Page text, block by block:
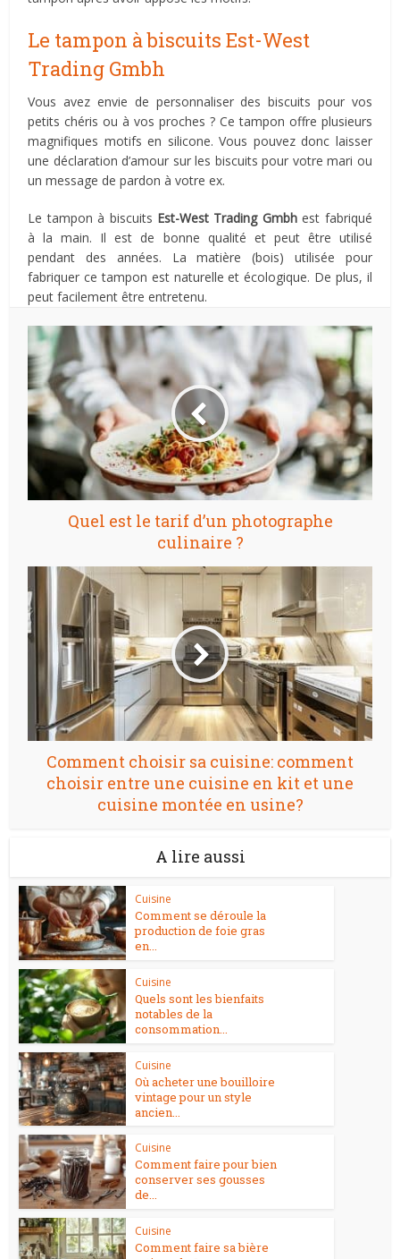
Le tampon à biscuits Est-West
Trading Gmbh
Vous avez envie de personnaliser des biscuits pour vos
petits chéris ou à vos proches ? Ce tampon offre plusieurs
magnifiques motifs en silicone. Vous pouvez donc laisser
une déclaration d’amour sur les biscuits pour votre mari ou
un message de pardon à votre ex.
Le tampon à biscuits Est-West Trading Gmbhest fabriqué
à la main. Il est de bonne qualité et peut être utilisé
pendant des années. La matière (bois) utilisée pour
fabriquer ce tampon est naturelle et écologique. De plus, il
peut facilement être entretenu.
Quel est le tarif d’un photographe
culinaire ?
Comment choisir sa cuisine: comment
choisir entre une cuisine en kit et une
cuisine montée en usine?
A lire aussi
Cuisine
Comment se déroule la
production de foie gras
en...
Cuisine
Quels sont les bienfaits
notables de la
consommation...
Cuisine
Où acheter une bouilloire
vintage pour un style
ancien...
Cuisine
Comment faire pour bien
conserver ses gousses
de...
Cuisine
Comment faire sa bière